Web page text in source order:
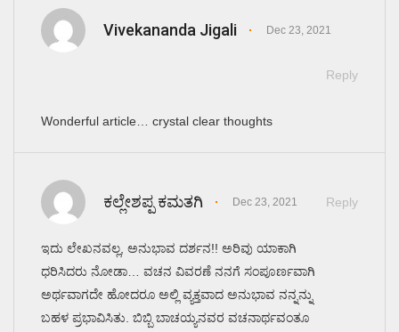
Vivekananda Jigali Dec 23, 2021
Reply
Wonderful article… crystal clear thoughts
ಕಲ್ಲೇಶಪ್ಪ ಕಮತಗಿ Dec 23, 2021 Reply
ಇದು ಲೇಖನವಲ್ಲ, ಅನುಭಾವ ದರ್ಶನ!! ಅರಿವು ಯಾಕಾಗಿ
ಧರಿಸಿದರು ನೋಡಾ… ವಚನ ವಿವರಣೆ ನನಗೆ ಸಂಪೂರ್ಣವಾಗಿ
ಅರ್ಥವಾಗದೇ ಹೋದರೂ ಅಲ್ಲಿ ವ್ಯಕ್ತವಾದ ಅನುಭಾವ ನನ್ನನ್ನು
ಬಹಳ ಪ್ರಭಾವಿಸಿತು. ಬಿಬ್ಬಿ ಬಾಚಯ್ಯನವರ ವಚನಾರ್ಥವಂತೂ